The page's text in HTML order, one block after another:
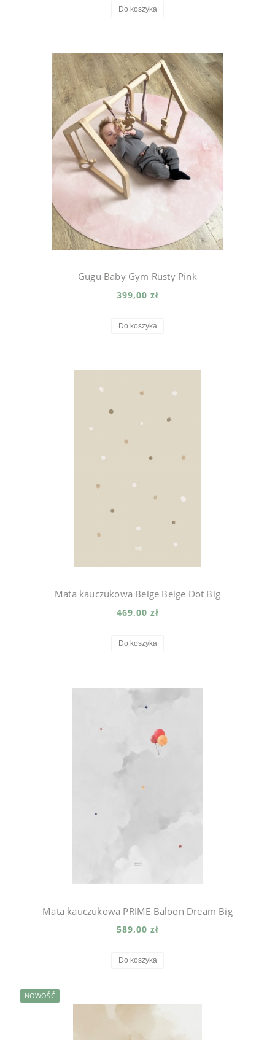
Do koszyka
Gugu Baby Gym Rusty Pink
399,00 zł
Do koszyka
Mata kauczukowa Beige Beige Dot Big
469,00 zł
Do koszyka
Mata kauczukowa PRIME Baloon Dream Big
589,00 zł
Do koszyka
NOWOŚĆ